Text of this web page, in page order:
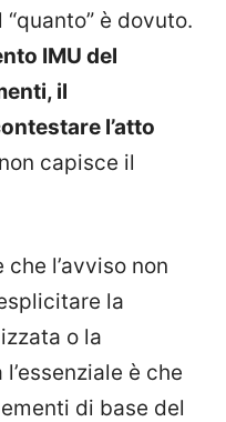
è dovuto.
IMU del
il
l’atto
capisce il
l’avviso non
la
o la
è che
di base del